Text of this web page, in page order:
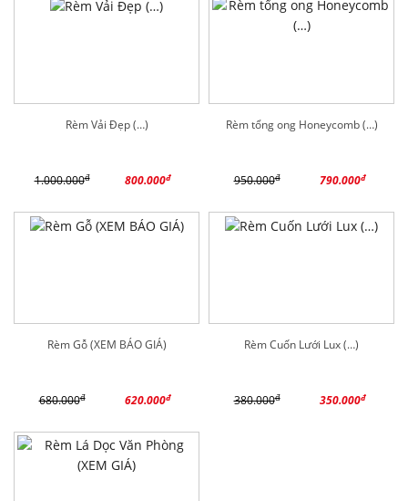
Rèm Vải Đẹp (…)
1.000.000đ 800.000đ
Rèm tổng ong Honeycomb (…)
950.000đ 790.000đ
Rèm Gỗ (XEM BÁO GIÁ)
680.000đ 620.000đ
Rèm Cuốn Lưới Lux (…)
380.000đ 350.000đ